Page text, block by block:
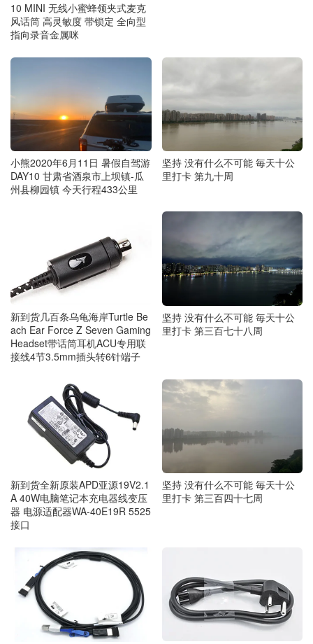
10 MINI 无线小蜜蜂领夹式麦克
风话筒 高灵敏度 带锁定 全向型
指向录音金属咪
小熊2020年6月11日 暑假自驾游
DAY10 甘肃省酒泉市上坝镇-瓜
州县柳园镇 今天行程433公里
坚持 没有什么不可能 毎天十公
里打卡 第九十周
新到货几百条乌龟海岸Turtle Be
ach Ear Force Z Seven Gaming
Headset带话筒耳机ACU专用联
接线4节3.5mm插头转6针端子
坚持 没有什么不可能 毎天十公
里打卡 第三百七十八周
新到货全新原装APD亚源19V2.1
A 40W电脑笔记本充电器线变压
器 电源适配器WA-40E19R 5525
接口
坚持 没有什么不可能 毎天十公
里打卡 第三百四十七周